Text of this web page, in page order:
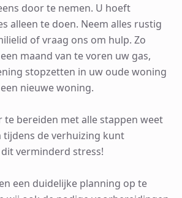
door te nemen. U hoeft
alleen te doen. Neem alles rustig
of vraag ons om hulp. Zo
maand van te voren uw gas,
stopzetten in uw oude woning
nieuwe woning.
te bereiden met alle stappen weet
tijdens de verhuizing kunt
verminderd stress!
een duidelijke planning op te